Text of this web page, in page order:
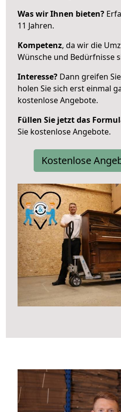
Was wir Ihnen bieten?
11 Jahren.
Kompetenz, da wir die
Wünsche und Bedürfnisse
Interesse? Dann greifen
holen Sie sich erst einmal
kostenlose Angebote.
Füllen Sie jetzt das
Sie kostenlose Angebote.
Kostenlose